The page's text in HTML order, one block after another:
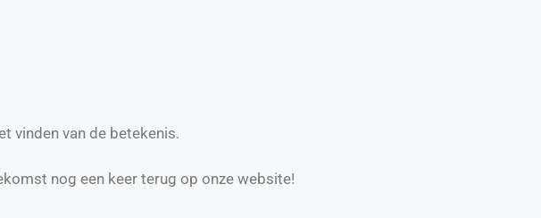
vinden van de betekenis.
nog een keer terug op onze website!